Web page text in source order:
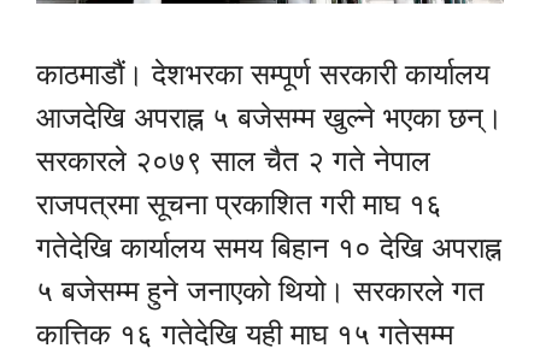
काठमाडौं। देशभरका सम्पूर्ण सरकारी कार्यालय
आजदेखि अपराह्न ५ बजेसम्म खुल्ने भएका छन्।
सरकारले २०७९ साल चैत २ गते नेपाल
राजपत्रमा सूचना प्रकाशित गरी माघ १६
गतेदेखि कार्यालय समय बिहान १० देखि अपराह्न
५ बजेसम्म हुने जनाएको थियो। सरकारले गत
कात्तिक १६ गतेदेखि यही माघ १५ गतेसम्म